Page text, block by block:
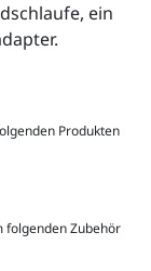
ein
Produkten
folgenden Zubehör